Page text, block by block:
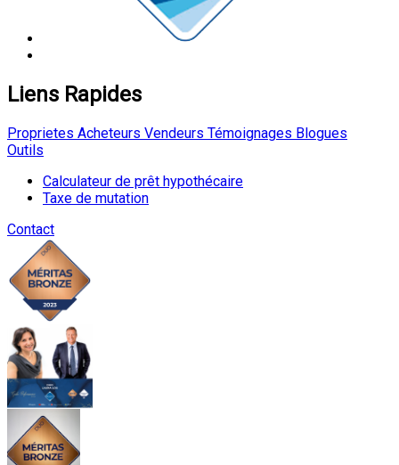
Liens Rapides
Proprietes Acheteurs Vendeurs Témoignages Blogues
Outils
Calculateur de prêt hypothécaire
Taxe de mutation
Contact